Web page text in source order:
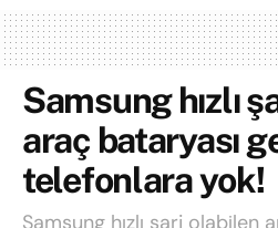
Samsung hızlı
araç bataryası
telefonlara yok!
Samsung hızlı şarj olabilen